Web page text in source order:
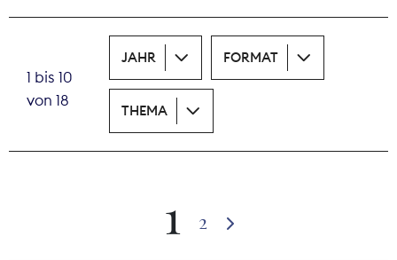
Nova Award
Pressefreiheit
Tarifpolitik
Theodor-Wolff-Preis
1 bis 10
von 18
JAHR FORMAT
THEMA
1 2